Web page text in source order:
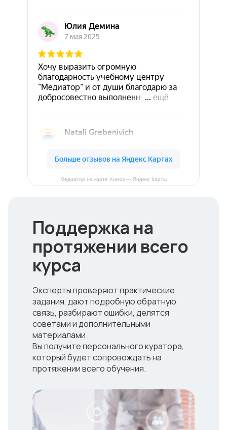
Поддержка на
протяжении всего
курса
Эксперты проверяют практические
задания, дают подробную обратную
связь, разбирают ошибки, делятся
советами и дополнительными
материалами.
Вы получите персонального куратора,
который будет сопровождать на
протяжении всего обучения.
Медиатор на карте Химок — Яндекс Карты